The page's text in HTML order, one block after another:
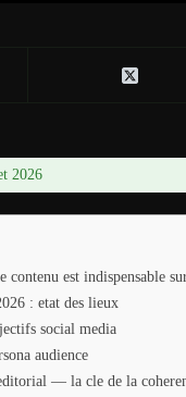
2026
contenu est indispensable
: etat des lieux
social media
audience
— la cle de la